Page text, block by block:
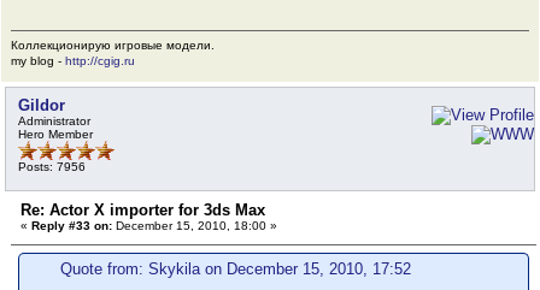
Коллекционирую игровые модели.
my blog - http://cgig.ru
Gildor
Administrator
Hero Member
Posts: 7956
Re: Actor X importer for 3ds Max
« Reply #33 on: December 15, 2010, 18:00 »
Quote from: Skykila on December 15, 2010, 17:52